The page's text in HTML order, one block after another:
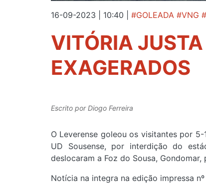
16-09-2023 | 10:40 #GOLEADA #VNG
VITÓRIA
EXAGERADOS
Escrito porDiogo Ferreira
O Leverense goleou os visitantes por
UD Sousense, por interdição do
deslocaram a Foz do Sousa,
Notícia na integra na edição impressa nº